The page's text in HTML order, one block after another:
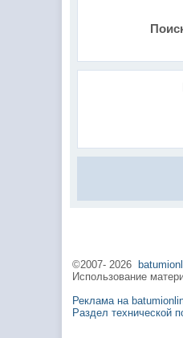
©2007-2026
Использование
Реклама на
Раздел технической